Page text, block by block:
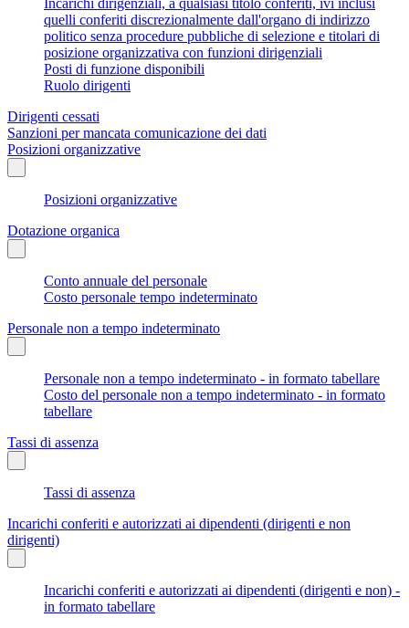
quelli conferiti discrezionalmente dall'organo di indirizzo
politico senza procedure pubbliche di selezione e titolari di
posizione organizzativa con funzioni dirigenziali
Posti di funzione disponibili
Ruolo dirigenti
Dirigenti cessati
Sanzioni per mancata comunicazione dei dati
Posizioni organizzative
Posizioni organizzative
Dotazione organica
Conto annuale del personale
Costo personale tempo indeterminato
Personale non a tempo indeterminato
Personale non a tempo indeterminato - in formato tabellare
Costo del personale non a tempo indeterminato - in formato
tabellare
Tassi di assenza
Tassi di assenza
Incarichi conferiti e autorizzati ai dipendenti (dirigenti e non
dirigenti)
Incarichi conferiti e autorizzati ai dipendenti (dirigenti e non) -
in formato tabellare